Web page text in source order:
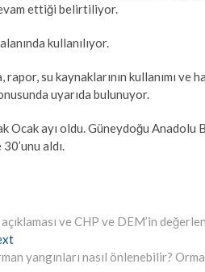
ettiği belirtiliyor.
kullanılıyor.
rapor, su kaynaklarının kullanımı
uyarıda bulunuyor.
Ocak ayı oldu. Güneydoğu
aldı.
ve CHP ve DEM’in
Next
post:yangınları nasıl önlenebilir?